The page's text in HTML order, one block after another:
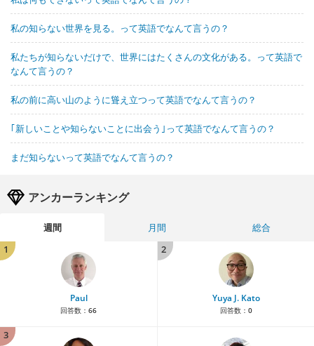
私の知らない世界を見る。って英語でなんて言うの？
私たちが知らないだけで、世界にはたくさんの文化がある。って英語で
なんて言うの？
私の前に高い山のように聳え立つって英語でなんて言うの？
｢新しいことや知らないことに出会う｣って英語でなんて言うの？
まだ知らないって英語でなんて言うの？
アンカーランキング
週間 月間
総合
1
Paul
回答数： 66
2
Yuya J. Kato
回答数： 0
3